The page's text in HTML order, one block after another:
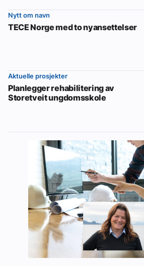
Nytt om navn
TECE Norge med to nyansettelser
Aktuelle prosjekter
Planlegger rehabilitering av
Storetveit ungdomsskole